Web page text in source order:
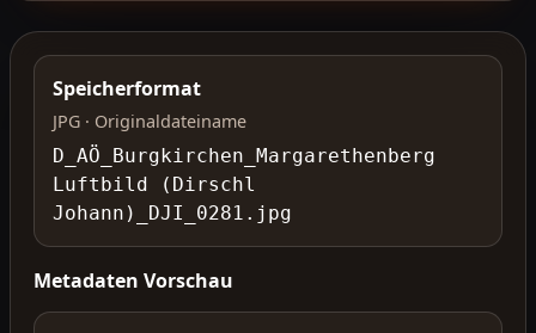
Speicherformat
JPG · Originaldateiname
D_AÖ_Burgkirchen_Margarethenberg
Luftbild (Dirschl
Johann)_DJI_0281.jpg
Metadaten Vorschau